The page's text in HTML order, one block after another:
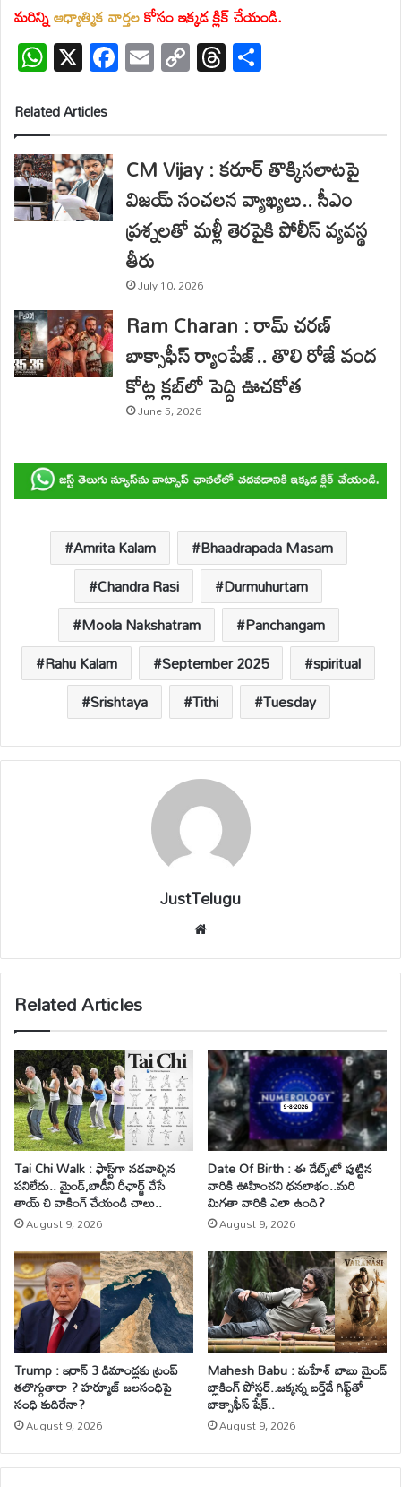
మరిన్నిఆధ్యాత్మిక వార్తలకోసం ఇక్కడ క్లిక్ చేయండి.
W
h
at
s
A
p
p
X F
ac
b
o
o
k
E
m
C
o
y
Li
n
k
T
hr
a
d
s
e
Related Articles
CM Vijay : కరూర్ తొక్కిసలాటపై
విజయ్ సంచలన వ్యాఖ్యలు.. సీఎం
ప్రశ్నలతో మళ్లీ తెరపైకి పోలీస్ వ్యవస్థ
తీరు
July 10, 2026
Ram Charan : రామ్ చరణ్
బాక్సాఫీస్ ర్యాంపేజ్.. తొలి రోజే వంద
కోట్ల క్లబ్‌లో పెద్ది ఊచకోత
June 5, 2026
Amrita Kalam
Bhaadrapada Masam
Chandra Rasi
Durmuhurtam
Moola Nakshatram
Panchangam
Rahu Kalam
September 2025
spiritual
Srishtaya
Tithi Tuesday
JustTelugu
bsi
te
Related Articles
Tai Chi Walk : ఫాస్ట్‌గా నడవాల్సిన
పనిలేదు.. మైండ్‌,బాడీని రీఛార్జ్ చేసే
తాయ్ చి వాకింగ్‌ చేయండి చాలు..
August 9, 2026
Date Of Birth : ఈ డేట్స్‌లో పుట్టిన
వారికి ఊహించని ధనలాభం..మరి
మిగతా వారికి ఎలా ఉంది?
August 9, 2026
Trump : ఇరాన్ 3 డిమాండ్లకు ట్రంప్
తలొగ్గుతారా ? హర్మూజ్ జలసంధిపై
సంధి కుదిరేనా?
August 9, 2026
Mahesh Babu : మహేశ్‌ బాబు మైండ్
బ్లాకింగ్ పోస్టర్..జక్కన్న బర్త్‌డే గిఫ్ట్‌తో
బాక్సాఫీస్ షేక్..
August 9, 2026